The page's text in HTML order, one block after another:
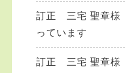
訂正 三宅 聖章様
っています
訂正 三宅 聖章様